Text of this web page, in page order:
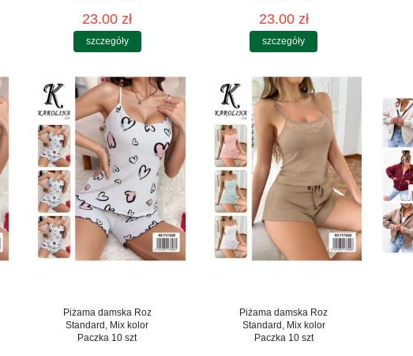
23.00 zł
szczegóły
23.00 zł
szczegóły
Piżama damska Roz
Standard, Mix kolor
Paczka 10 szt
Piżama damska Roz
Standard, Mix kolor
Paczka 10 szt